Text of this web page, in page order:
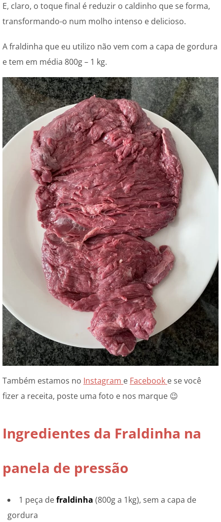
E, claro, o toque final é reduzir o caldinho que se forma,
transformando-o num molho intenso e delicioso.
A fraldinha que eu utilizo não vem com a capa de gordura
e tem em média 800g – 1 kg.
Também estamos no Instagram e Facebook e se você
fizer a receita, poste uma foto e nos marque 😉
Ingredientes da Fraldinha na
panela de pressão
1 peça defraldinha (800g a 1kg), sem a capa de
gordura